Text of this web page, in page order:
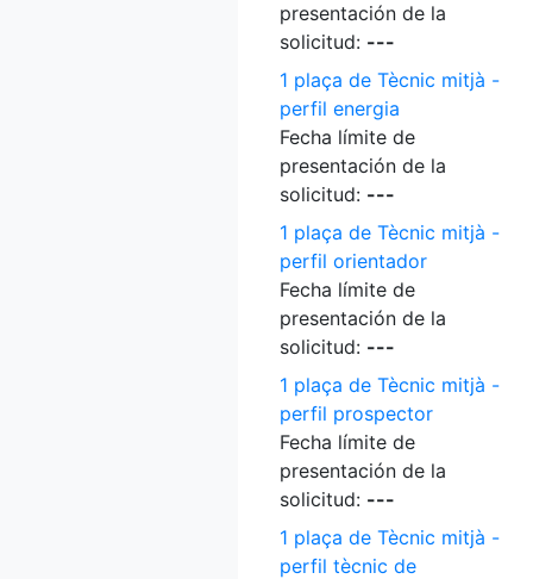
presentación de la
solicitud: ---
1 plaça de Tècnic mitjà -
perfil energia
Fecha límite de
presentación de la
solicitud: ---
1 plaça de Tècnic mitjà -
perfil orientador
Fecha límite de
presentación de la
solicitud: ---
1 plaça de Tècnic mitjà -
perfil prospector
Fecha límite de
presentación de la
solicitud: ---
1 plaça de Tècnic mitjà -
perfil tècnic de